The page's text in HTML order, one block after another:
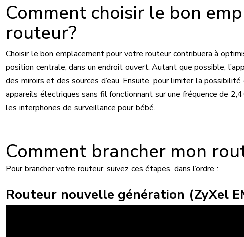
Comment choisir le bon
routeur?
Choisir le bon emplacement pour votre routeur contribuera à
position centrale, dans un endroit ouvert. Autant que possible,
des miroirs et des sources d’eau. Ensuite, pour limiter la
appareils électriques sans fil fonctionnant sur une fréquence de
les interphones de surveillance pour bébé.
Comment brancher mon
Pour brancher votre routeur, suivez ces étapes, dans l’ordre :
Routeur nouvelle génération (ZyXel